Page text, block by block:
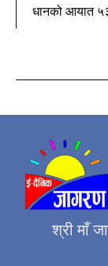
धानको आयात
श्री माँ